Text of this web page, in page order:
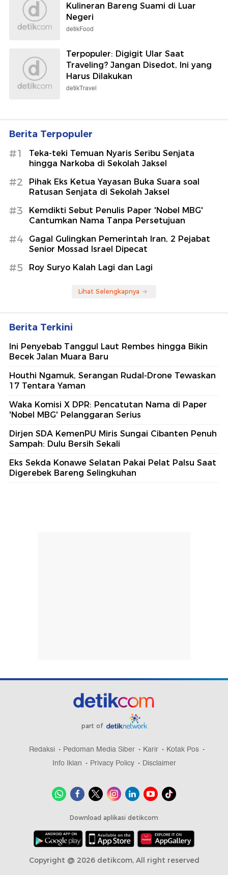
Kulineran Bareng Suami di Luar
Negeri
detikFood
Terpopuler: Digigit Ular Saat
Traveling? Jangan Disedot, Ini yang
Harus Dilakukan
detikTravel
Berita Terpopuler
#1
Teka-teki Temuan Nyaris Seribu Senjata
hingga Narkoba di Sekolah Jaksel
#2
Pihak Eks Ketua Yayasan Buka Suara soal
Ratusan Senjata di Sekolah Jaksel
#3
Kemdikti Sebut Penulis Paper 'Nobel MBG'
Cantumkan Nama Tanpa Persetujuan
#4
Gagal Gulingkan Pemerintah Iran, 2 Pejabat
Senior Mossad Israel Dipecat
#5 Roy Suryo Kalah Lagi dan Lagi
Lihat Selengkapnya
Berita Terkini
Ini Penyebab Tanggul Laut Rembes hingga Bikin
Becek Jalan Muara Baru
Houthi Ngamuk, Serangan Rudal-Drone Tewaskan
17 Tentara Yaman
Waka Komisi X DPR: Pencatutan Nama di Paper
'Nobel MBG' Pelanggaran Serius
Dirjen SDA KemenPU Miris Sungai Cibanten Penuh
Sampah: Dulu Bersih Sekali
Eks Sekda Konawe Selatan Pakai Pelat Palsu Saat
Digerebek Bareng Selingkuhan
part of
Redaksi Pedoman Media Siber Karir
Kotak Pos
Info Iklan
Privacy Policy Disclaimer
Download aplikasi detikcom
Copyright @ 2026 detikcom, All right reserved